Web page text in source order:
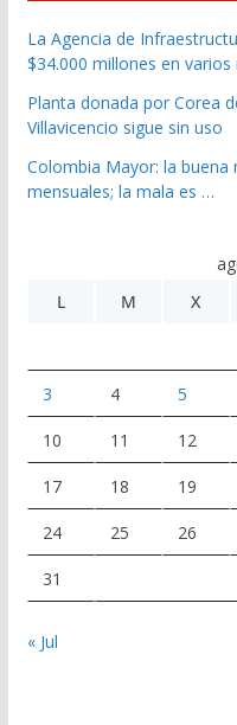
La Agencia de
$34.000 millones en varios
Planta donada por Corea
Villavicencio sigue sin uso
Colombia Mayor: la buena
mensuales; la mala es …
L
M X
3 4 5
10 11 12
17 18 19
24 25 26
31
« Jul